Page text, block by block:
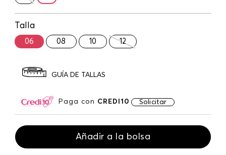
Talla
06 08 10 12
GUÍA DE TALLAS
Paga con CREDI10 Solicitar
Añadir a la bolsa